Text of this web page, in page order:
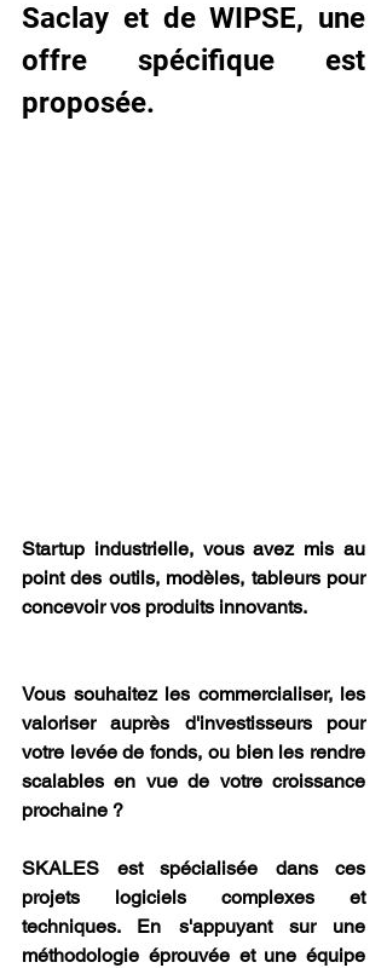
Saclay et de WIPSE, une
offre spécifique est
proposée.
Startup industrielle, vous avez mis au
point des outils, modèles, tableurs pour
concevoir vos produits innovants.
Vous souhaitez les commercialiser, les
valoriser auprès d'investisseurs pour
votre levée de fonds, ou bien les rendre
scalables en vue de votre croissance
prochaine ?
SKALES est spécialisée dans ces
projets logiciels complexes et
techniques. En s'appuyant sur une
méthodologie éprouvée et une équipe